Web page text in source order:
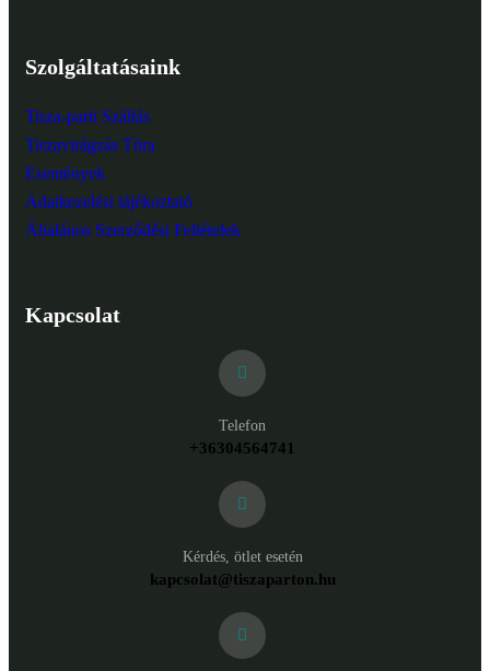
Szolgáltatásaink
Tisza-parti Szállás
Tiszavirágzás Túra
Események
Adatkezelési tájékoztató
Általános Szerződési Feltételek
Kapcsolat
Telefon
+36304564741
Kérdés, ötlet esetén
kapcsolat@tiszaparton.hu